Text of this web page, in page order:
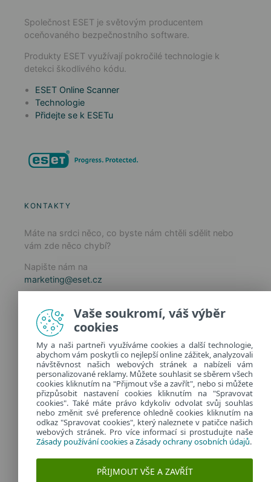
Společnost ESET je světovým producentem
oceňovaného bezpečnostního software.
Produkty ESET využívají pokročilé technologie k
detekci škodlivého kódu.
ESET Online Scanner
Technologie
Přidejte se k ESETu
KONTAKTY
Máte na srdci něco, co byste nám chtěli sdělit nebo
vám zde něco chybí?
Napište nám na
marketing@eset.cz
Zásady ochrany osobních údajů
Spravovat cookies
Provozuje:
ESET software spol. s r.o.
Classic 7 Business Park, Jankovcova 1037/49
170 00 Praha 7, Česká republika
IČ: 26467593
Vaše soukromí, váš výběr
cookies
My a naši partneři využíváme cookies a další technologie,
abychom vám poskytli co nejlepší online zážitek, analyzovali
návštěvnost našich webových stránek a nabízeli vám
personalizované reklamy. Můžete souhlasit se sběrem všech
cookies kliknutím na "Přijmout vše a zavřít", nebo si můžete
přizpůsobit nastavení cookies kliknutím na "Spravovat
cookies". Také máte právo kdykoliv odvolat svůj souhlas
nebo změnit své preference ohledně cookies kliknutím na
odkaz "Spravovat cookies", který naleznete v patičce našich
webových stránek. Pro více informací si prostudujte naše
Zásady používání cookiesaZásady ochrany osobních údajů.
PŘIJMOUT VŠE A ZAVŘÍT